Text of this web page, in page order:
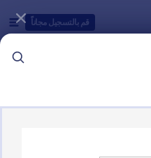
قم بالتسجيل مجاناً